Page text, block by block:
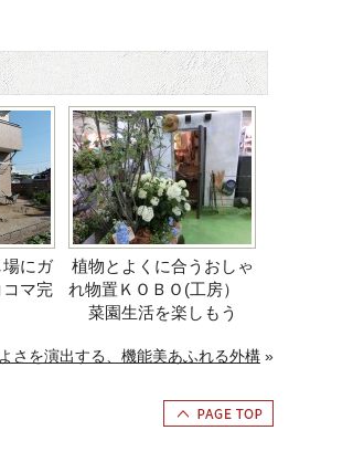
にガ
マ完
植物とよくに合うおしゃ
れ物置ＫＯＢＯ(工房）
菜園生活を楽しもう
さを演出する、機能美あふれる外構 »